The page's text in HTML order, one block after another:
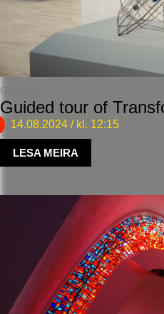
GERÐUR
Guided tour of
14.08.2024 / kl. 12:15
LESA MEIRA